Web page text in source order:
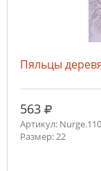
Пяльцы
563 руб.
Артикул:
Размер: 22